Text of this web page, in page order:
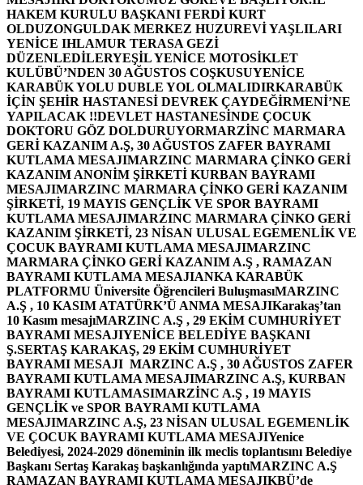
HAKEM KURULU BAŞKANI FERDİ KURT
OLDUZONGULDAK MERKEZ HUZUREVİ YAŞLILARI
YENİCE IHLAMUR TERASA GEZİ
DÜZENLEDİLERYEŞİL YENİCE MOTOSİKLET
KULÜBÜ’NDEN 30 AĞUSTOS COŞKUSUYENİCE
KARABÜK YOLU DUBLE YOL OLMALIDIRKARABÜK
İÇİN ŞEHİR HASTANESİ DEVREK ÇAYDEĞİRMENİ’NE
YAPILACAK !!DEVLET HASTANESİNDE ÇOCUK
DOKTORU GÖZ DOLDURUYORMARZİNC MARMARA
GERİ KAZANIM A.Ş, 30 AĞUSTOS ZAFER BAYRAMI
KUTLAMA MESAJIMARZINC MARMARA ÇİNKO GERİ
KAZANIM ANONİM ŞİRKETİ KURBAN BAYRAMI
MESAJIMARZINC MARMARA ÇİNKO GERİ KAZANIM
ŞİRKETİ, 19 MAYIS GENÇLİK VE SPOR BAYRAMI
KUTLAMA MESAJIMARZINC MARMARA ÇİNKO GERİ
KAZANIM ŞİRKETİ, 23 NİSAN ULUSAL EGEMENLİK VE
ÇOCUK BAYRAMI KUTLAMA MESAJIMARZINC
MARMARA ÇİNKO GERİ KAZANIM A.Ş , RAMAZAN
BAYRAMI KUTLAMA MESAJIANKA KARABÜK
PLATFORMU Üniversite Öğrencileri BuluşmasıMARZINC
A.Ş , 10 KASIM ATATÜRK’Ü ANMA MESAJIKarakaş’tan
10 Kasım mesajıMARZINC A.Ş , 29 EKİM CUMHURİYET
BAYRAMI MESAJIYENİCE BELEDİYE BAŞKANI
Ş.SERTAŞ KARAKAŞ, 29 EKİM CUMHURİYET
BAYRAMI MESAJI MARZINC A.Ş , 30 AĞUSTOS ZAFER
BAYRAMI KUTLAMA MESAJIMARZINC A.Ş, KURBAN
BAYRAMI KUTLAMASIMARZİNC A.Ş , 19 MAYIS
GENÇLİK ve SPOR BAYRAMI KUTLAMA
MESAJIMARZINC A.Ş, 23 NİSAN ULUSAL EGEMENLİK
VE ÇOCUK BAYRAMI KUTLAMA MESAJIYenice
Belediyesi, 2024-2029 döneminin ilk meclis toplantısını Belediye
Başkanı Sertaş Karakaş başkanlığında yaptıMARZINC A.Ş
RAMAZAN BAYRAMI KUTLAMA MESAJIKBÜ’de